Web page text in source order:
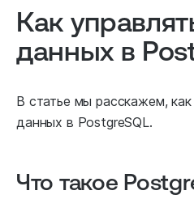
Как
данных в
В статье мы расскажем, как
данных в PostgreSQL.
Что такое